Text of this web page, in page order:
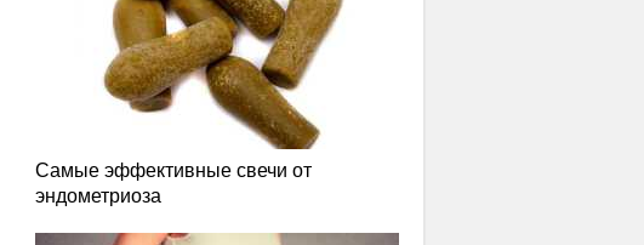
Самые эффективные свечи от
эндометриоза